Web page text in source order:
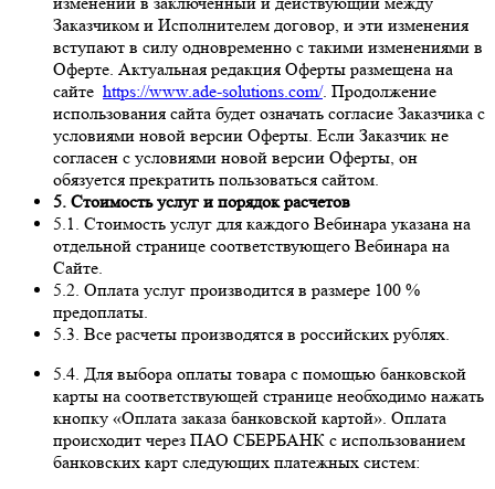
Заказчиком и Исполнителем договор, и эти изменения
вступают в силу одновременно с такими изменениями в
Оферте. Актуальная редакция Оферты размещена на
сайте https://www.ade-solutions.com/. Продолжение
использования сайта будет означать согласие Заказчика с
условиями новой версии Оферты. Если Заказчик не
согласен с условиями новой версии Оферты, он
обязуется прекратить пользоваться сайтом.
5. Стоимость услуг и порядок расчетов
5.1. Стоимость услуг для каждого Вебинара указана на
отдельной странице соответствующего Вебинара на
Сайте.
5.2. Оплата услуг производится в размере 100 %
предоплаты.
5.3. Все расчеты производятся в российских рублях.
5.4. Для выбора оплаты товара с помощью банковской
карты на соответствующей странице необходимо нажать
кнопку «Оплата заказа банковской картой». Оплата
происходит через ПАО СБЕРБАНК с использованием
банковских карт следующих платежных систем: